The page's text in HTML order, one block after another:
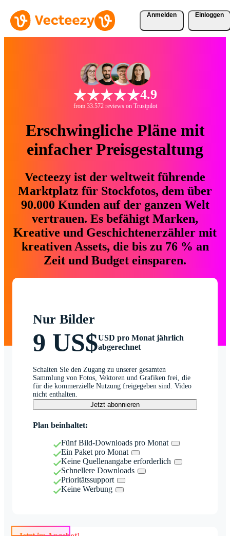
Anmelden Einloggen
4.9
from 33.572 reviews on Trustpilot
Erschwingliche Pläne mit
einfacher Preisgestaltung
Vecteezy ist der weltweit führende
Marktplatz für Stockfotos, dem über
90.000 Kunden auf der ganzen Welt
vertrauen. Es befähigt Marken,
Kreative und Geschichtenerzähler mit
kreativen Assets, die bis zu 76 % an
Zeit und Budget einsparen.
Nur Bilder
9 US$USD pro Monat jährlich
abgerechnet
Schalten Sie den Zugang zu unserer gesamten
Sammlung von Fotos, Vektoren und Grafiken frei, die
für die kommerzielle Nutzung freigegeben sind. Video
nicht enthalten.
Jetzt abonnieren
Plan beinhaltet:
Fünf Bild-Downloads pro Monat
Ein Paket pro Monat
Keine Quellenangabe erforderlich
Schnellere Downloads
Prioritätssupport
Keine Werbung
Jetzt im Angebot!